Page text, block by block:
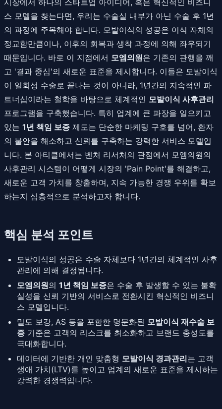
스 모델을 찾는다면, 우리는 수술실 내부가 아닌 수술 후 1년
의 과정에 주목해야 합니다. 모발이식의 성공은 이식 자체의
정교함만큼이나, 이후의 회복과 생착 과정에 의해 좌우되기
때문입니다. 바로 이 지점에서 모엠의원은 기존의 관행을 깨
고 '결과 중심'의 새로운 표준을 제시합니다. 이들은 모발이식
이 일회성 수술로 끝나는 것이 아니라, 1년간의 지속적인 파
트너십이라는 철학을 바탕으로 체계적인 모발이식 사후관리
프로그램을 구축했습니다. 특히 업계에 큰 파장을 일으키고
있는 1년 책임 보증 제도는 단순한 마케팅 구호를 넘어, 환자
의 불안을 해소하고 신뢰를 구축하는 강력한 서비스 모델입
니다. 본 아티클에서는 벤처 리서처의 관점에서 모엠의원의
사후관리 시스템이 어떻게 시장의 'Pain Point'를 해결하고,
새로운 고객 가치를 창출하며, 지속 가능한 경쟁 우위를 확보
하는지 심층적으로 분석하고자 합니다.
핵심 분석 포인트
모발이식의 성공은 수술 자체보다 1년간의 체계적인 사후
관리에 의해 결정됩니다.
모엠의원의 1년 책임 보증은 수술 후 발생할 수 있는 불확
실성을 신뢰 기반의 서비스로 전환시킨 혁신적인 비즈니
스 모델입니다.
밀도 보강, AS 등을 포함한 명문화된 모발이식 재수술 보
증 기준은 고객의 리스크를 최소화하고 브랜드 충성도를
극대화합니다.
데이터에 기반한 개인 맞춤형 모발이식 경과관리는 고객
생애 가치(LTV)를 높이고 업계의 새로운 표준을 제시하는
강력한 경쟁력입니다.